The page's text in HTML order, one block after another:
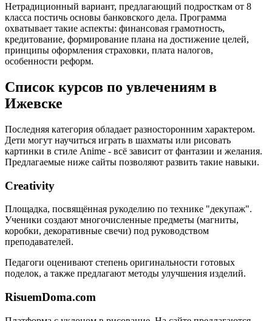
Нетрадиционный вариант, предлагающий подросткам от 8
класса постичь основы банковского дела. Программа
охватывает такие аспекты: финансовая грамотность,
кредитование, формирование плана на достижение целей,
принципы оформления страховки, плата налогов,
особенности реформ.
Список курсов по увлечениям в
Ижевске
Последняя категория обладает разносторонним характером.
Дети могут научиться играть в шахматы или рисовать
картинки в стиле Anime - всё зависит от фантазии и желания.
Предлагаемые ниже сайты позволяют развить такие навыки.
Creativity
Площадка, посвящённая рукоделию по технике "декупаж".
Ученики создают многочисленные предметы (магниты,
коробки, декоративные свечи) под руководством
преподавателей.
Педагоги оценивают степень оригинальности готовых
поделок, а также предлагают методы улучшения изделий.
RisuemDoma.com